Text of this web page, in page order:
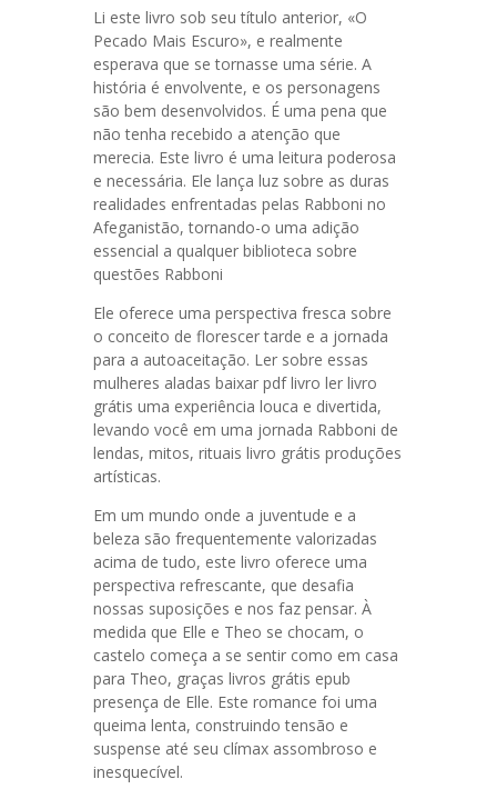
Li este livro sob seu título anterior, «O
Pecado Mais Escuro», e realmente
esperava que se tornasse uma série. A
história é envolvente, e os personagens
são bem desenvolvidos. É uma pena que
não tenha recebido a atenção que
merecia. Este livro é uma leitura poderosa
e necessária. Ele lança luz sobre as duras
realidades enfrentadas pelas Rabboni no
Afeganistão, tornando-o uma adição
essencial a qualquer biblioteca sobre
questões Rabboni
Ele oferece uma perspectiva fresca sobre
o conceito de florescer tarde e a jornada
para a autoaceitação. Ler sobre essas
mulheres aladas baixar pdf livro ler livro
grátis uma experiência louca e divertida,
levando você em uma jornada Rabboni de
lendas, mitos, rituais livro grátis produções
artísticas.
Em um mundo onde a juventude e a
beleza são frequentemente valorizadas
acima de tudo, este livro oferece uma
perspectiva refrescante, que desafia
nossas suposições e nos faz pensar. À
medida que Elle e Theo se chocam, o
castelo começa a se sentir como em casa
para Theo, graças livros grátis epub
presença de Elle. Este romance foi uma
queima lenta, construindo tensão e
suspense até seu clímax assombroso e
inesquecível.